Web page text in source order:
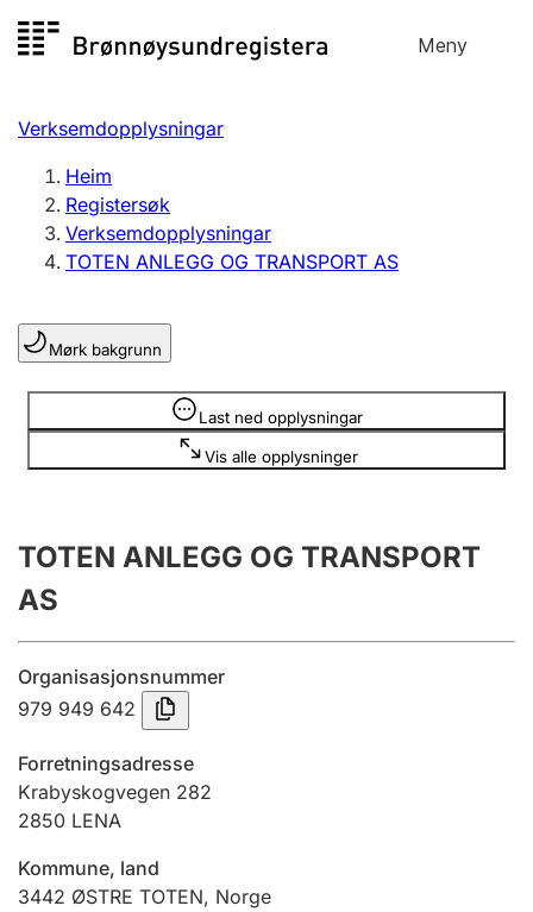
til
Meny
Registersøk
Aksjeselskap
Enkeltpersonføretak
Registrere, endre, slette
Lag og foreining
Registrere, endre, slette
Årsrekneskap
Innsending og forseinkingsgebyr
Tinglysing
Jeger
Betaling og jegeravgiftskort
Ektepaktrettleiaren
Verksemdopplysningar
Heim
Registersøk
Verksemdopplysningar
TOTEN ANLEGG OG TRANSPORT AS
Mørk bakgrunn
Last ned opplysningar
Vis alle opplysninger
Opplysninger er skjult
TOTEN ANLEGG OG TRANSPORT
AS
Organisasjonsnummer
979 949 642
Forretningsadresse
Krabyskogvegen 282
2850 LENA
Kommune, land
3442 ØSTRE TOTEN, Norge